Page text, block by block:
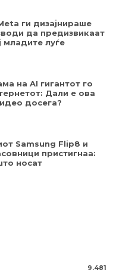
ги дизајнираше
да предизвикаат
младите луѓе
на AI гигантот го
Дали е ова
досега?
Samsung Flip8 и
пристигнаа:
носат
9.481